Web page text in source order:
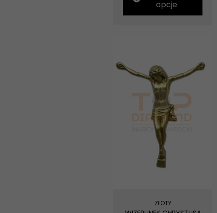
opcje
ZŁOTY
Udostępniając
strony, zwiększasz
szansę na
zobaczenie
spersonalizowanych
treści i ofert.